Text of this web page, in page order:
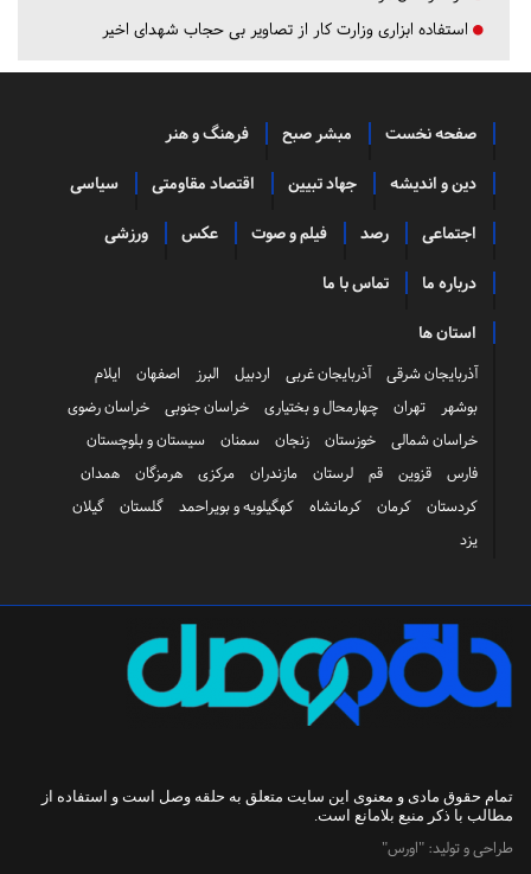
استفاده ابزاری وزارت کار از تصاویر بی حجاب شهدای اخیر
صفحه نخست مبشر صبح فرهنگ و هنر
دین و اندیشه جهاد تبیین اقتصاد مقاومتی سیاسی
اجتماعی رصد فیلم و صوت عکس ورزشی
درباره ما تماس با ما
استان ها
آذربایجان شرقی آذربایجان غربی اردبیل البرز اصفهان
ایلام
بوشهر
تهران چهارمحال و بختیاری خراسان جنوبی
خراسان رضوی
خراسان شمالی
خوزستان زنجان سمنان
سیستان و بلوچستان
فارس
قزوین قم لرستان مازندران مرکزی هرمزگان
همدان
کردستان
کرمان کرمانشاه کهگیلویه و بویراحمد گلستان
گیلان
یزد
تمام حقوق مادی و معنوی این سایت متعلق به حلقه وصل است و استفاده از
مطالب با ذکر منبع بلامانع است.
طراحی و تولید: "اورس"